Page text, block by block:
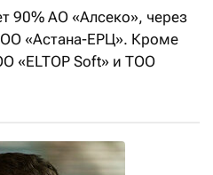
90% АО «Алсеко», через
«Астана-ЕРЦ». Кроме
«ELTOP Soft» и ТОО